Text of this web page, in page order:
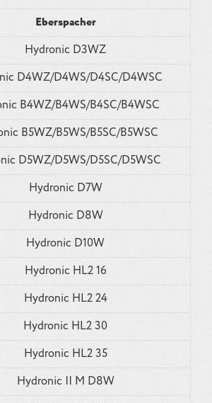
Eberspacher
Hydronic D3WZ
D4WZ/D4WS/D4SC/D4WSC
B4WZ/B4WS/B4SC/B4WSC
B5WZ/B5WS/B5SC/B5WSC
D5WZ/D5WS/D5SC/D5WSC
Hydronic D7W
Hydronic D8W
Hydronic D10W
Hydronic HL2 16
Hydronic HL2 24
Hydronic HL2 30
Hydronic HL2 35
Hydronic II M D8W